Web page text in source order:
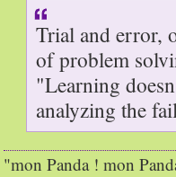
Trial and error,
of problem
"Learning
analyzing the
"mon Panda ! mon